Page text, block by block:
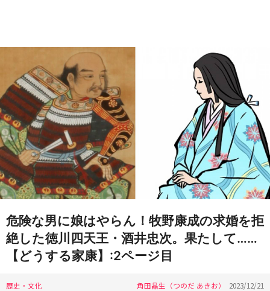
危険な男に娘はやらん！牧野康成の求婚を拒
絶した徳川四天王・酒井忠次。果たして……
【どうする家康】:2ページ目
歴史・文化 角田晶生（つのだ あきお） 2023/12/21